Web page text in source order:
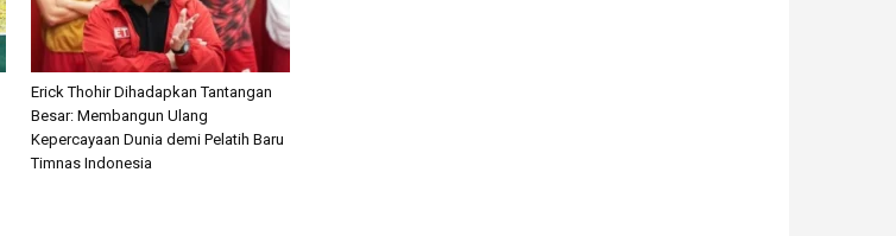
Erick Thohir Dihadapkan Tantangan
Besar: Membangun Ulang
Kepercayaan Dunia demi Pelatih Baru
Timnas Indonesia